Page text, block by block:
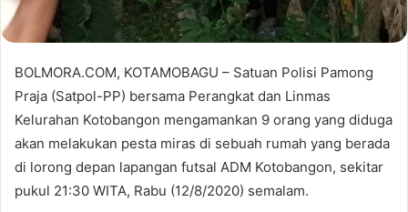
BOLMORA.COM, KOTAMOBAGU – Satuan Polisi Pamong
Praja (Satpol-PP) bersama Perangkat dan Linmas
Kelurahan Kotobangon mengamankan 9 orang yang diduga
akan melakukan pesta miras di sebuah rumah yang berada
di lorong depan lapangan futsal ADM Kotobangon, sekitar
pukul 21:30 WITA, Rabu (12/8/2020) semalam.